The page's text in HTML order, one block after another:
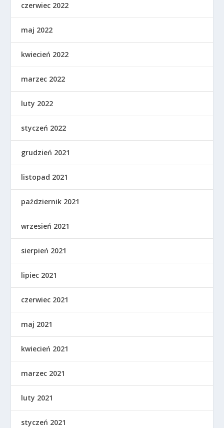
czerwiec 2022
maj 2022
kwiecień 2022
marzec 2022
luty 2022
styczeń 2022
grudzień 2021
listopad 2021
październik 2021
wrzesień 2021
sierpień 2021
lipiec 2021
czerwiec 2021
maj 2021
kwiecień 2021
marzec 2021
luty 2021
styczeń 2021